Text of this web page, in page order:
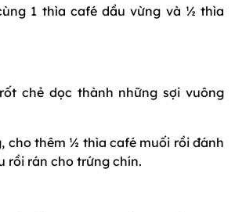
1 thìa café dầu vừng và ½ thìa
chẻ dọc thành những sợi vuông
cho thêm ½ thìa café muối rồi đánh
rồi rán cho trứng chín.